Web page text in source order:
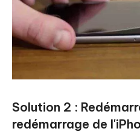
Solution 2 :
redémarrage de